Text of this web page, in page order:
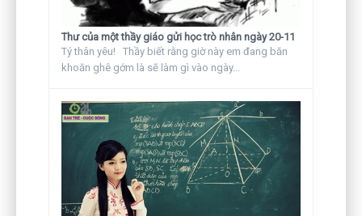
Thư của một thầy giáo gửi học trò nhân ngày 20-11
Tý thân yêu! Thầy biết rằng giờ này em đang băn
khoăn ghê gớm là sẽ làm gì vào ngày...